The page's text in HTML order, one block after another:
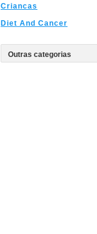
Criancas
Diet And Cancer